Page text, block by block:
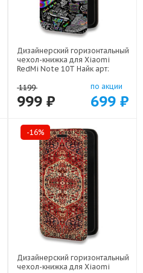
Дизайнерский горизонтальный
чехол-книжка для Xiaomi
RedMi Note 10T Найк арт:
1199
999 ₽
по акции
699 ₽
-16%
Дизайнерский горизонтальный
чехол-книжка для Xiaomi